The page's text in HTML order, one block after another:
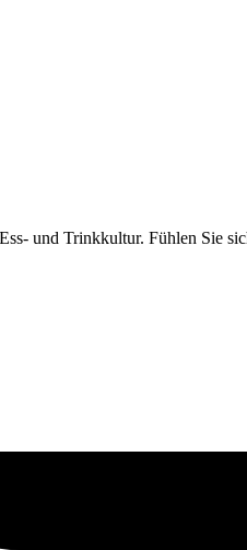
und Trinkkultur. Fühlen Sie